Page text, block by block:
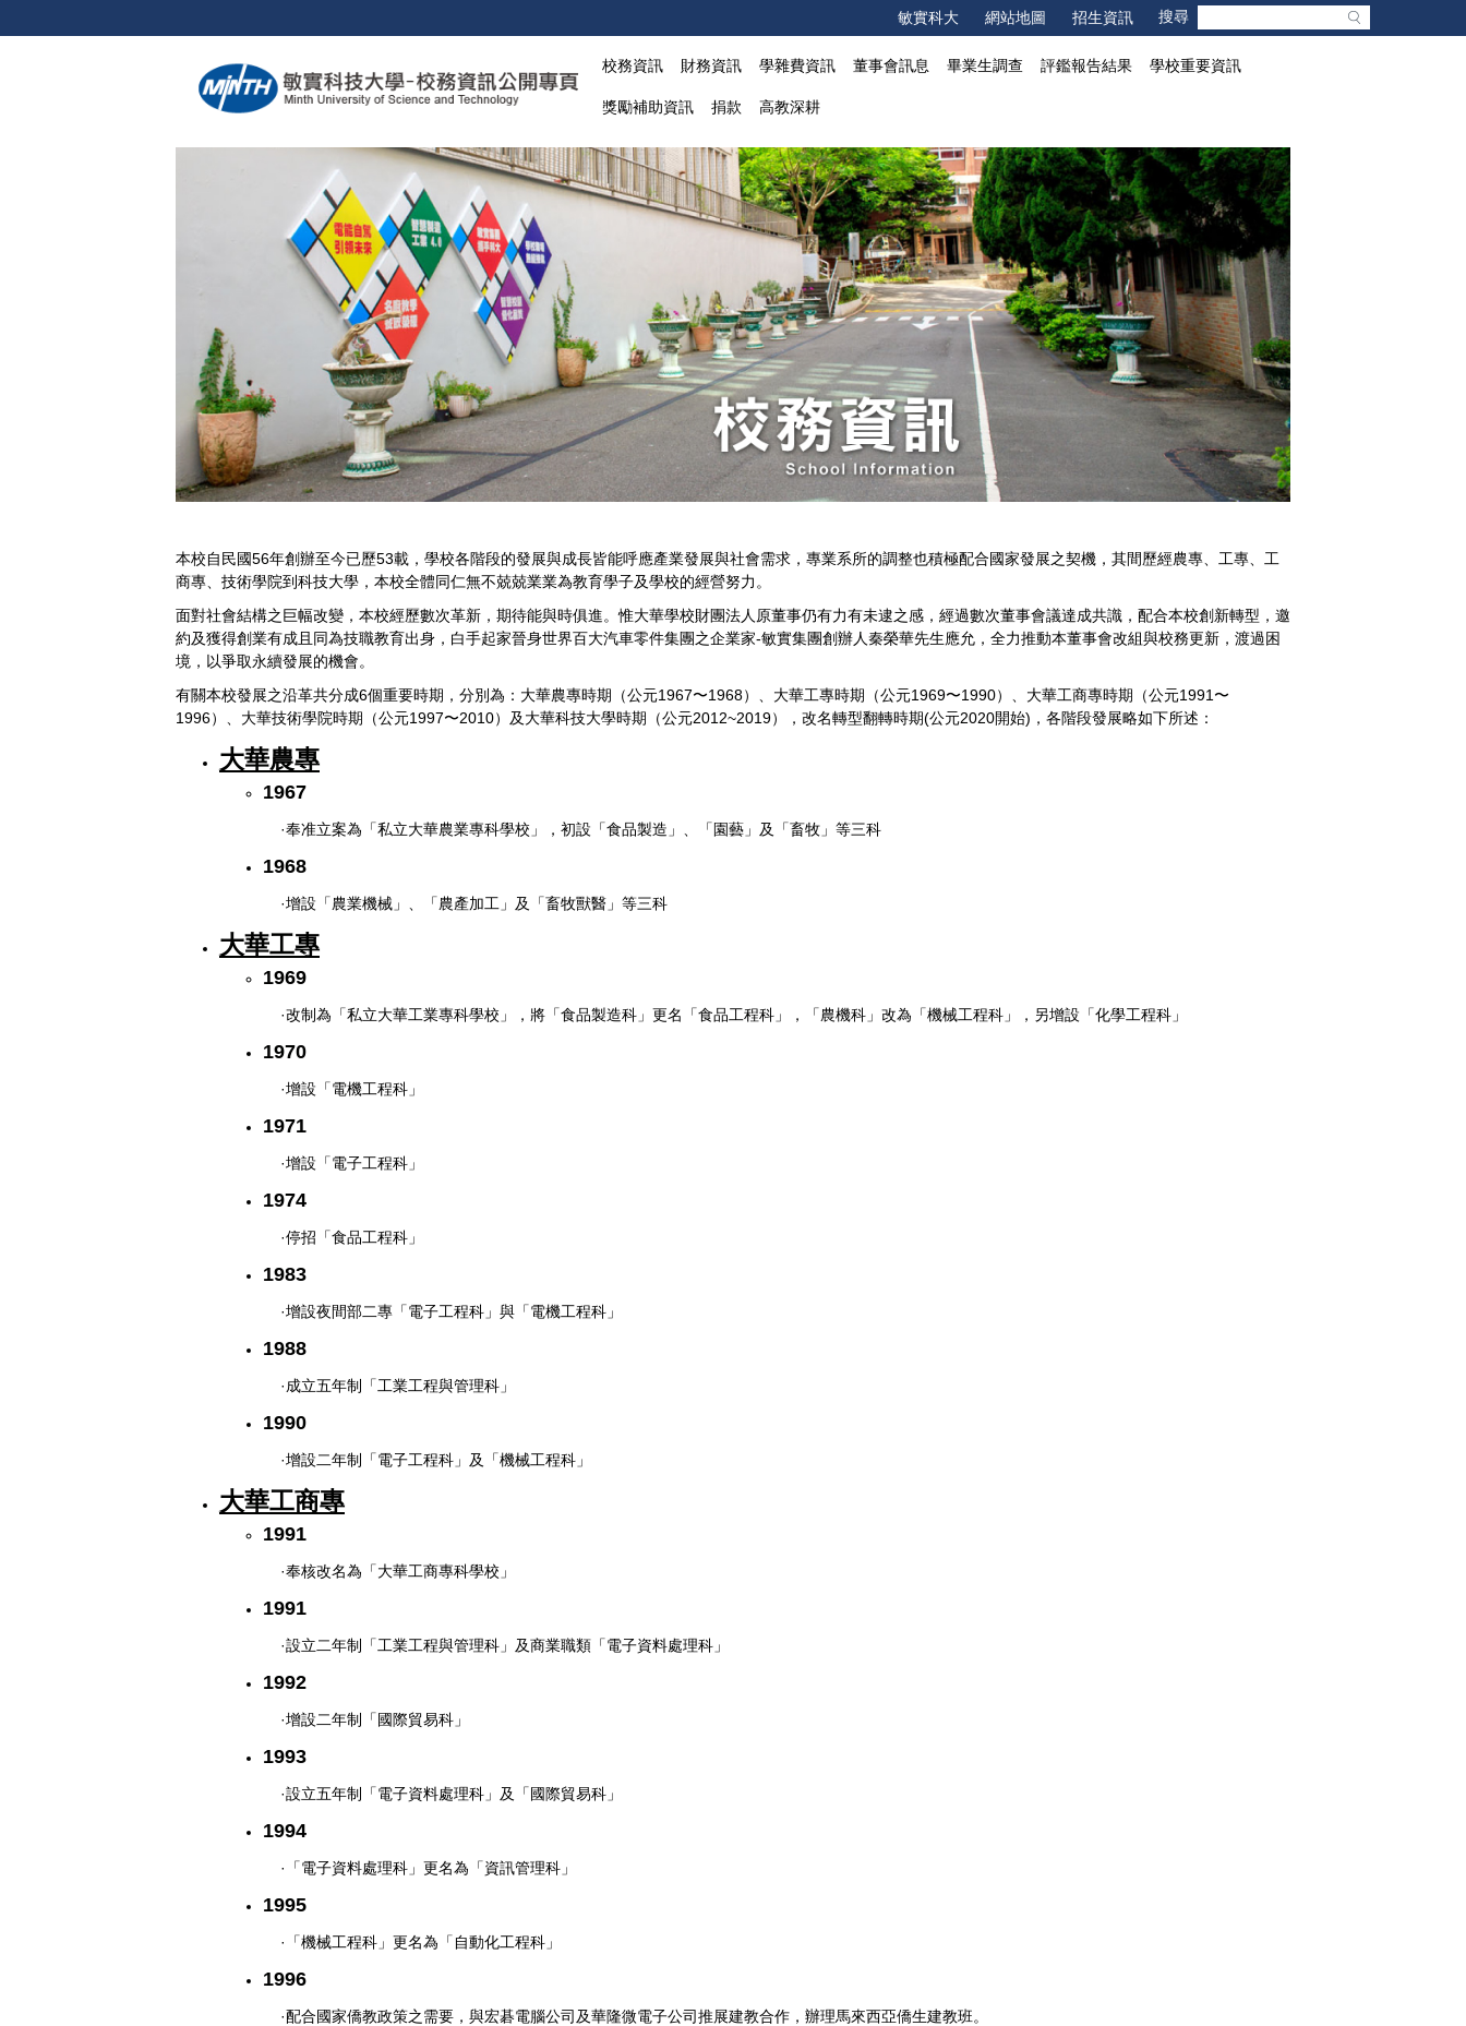
到
敏實科大 網站地圖 招生資訊
校務資訊 財務資訊 學雜費資訊 董事會訊息 畢業生調查 評鑑報告結果 學校重要資訊
獎勵補助資訊 捐款 高教深耕
本校自民國56年創辦至今已歷53載，學校各階段的發展與成長皆能呼應產業發展與社會需求，專業系所的調整也積極配合國家發展之契機，其間歷經農專、工專、工
商專、技術學院到科技大學，本校全體同仁無不兢兢業業為教育學子及學校的經營努力。
面對社會結構之巨幅改變，本校經歷數次革新，期待能與時俱進。惟大華學校財團法人原董事仍有力有未逮之感，經過數次董事會議達成共識，配合本校創新轉型，邀
約及獲得創業有成且同為技職教育出身，白手起家晉身世界百大汽車零件集團之企業家-敏實集團創辦人秦榮華先生應允，全力推動本董事會改組與校務更新，渡過困
境，以爭取永續發展的機會。
有關本校發展之沿革共分成6個重要時期，分別為：大華農專時期（公元1967〜1968）、大華工專時期（公元1969〜1990）、大華工商專時期（公元1991〜
1996）、大華技術學院時期（公元1997〜2010）及大華科技大學時期（公元2012~2019），改名轉型翻轉時期(公元2020開始)，各階段發展略如下所述：
大華農專
1967
·奉准立案為「私立大華農業專科學校」，初設「食品製造」、「園藝」及「畜牧」等三科
1968
·增設「農業機械」、「農產加工」及「畜牧獸醫」等三科
大華工專
1969
·改制為「私立大華工業專科學校」，將「食品製造科」更名「食品工程科」，「農機科」改為「機械工程科」，另增設「化學工程科」
1970
·增設「電機工程科」
1971
·增設「電子工程科」
1974
·停招「食品工程科」
1983
·增設夜間部二專「電子工程科」與「電機工程科」
1988
·成立五年制「工業工程與管理科」
1990
·增設二年制「電子工程科」及「機械工程科」
大華工商專
1991
·奉核改名為「大華工商專科學校」
1991
·設立二年制「工業工程與管理科」及商業職類「電子資料處理科」
1992
·增設二年制「國際貿易科」
1993
·設立五年制「電子資料處理科」及「國際貿易科」
1994
·「電子資料處理科」更名為「資訊管理科」
1995
·「機械工程科」更名為「自動化工程科」
1996
·配合國家僑教政策之需要，與宏碁電腦公司及華隆微電子公司推展建教合作，辦理馬來西亞僑生建教班。